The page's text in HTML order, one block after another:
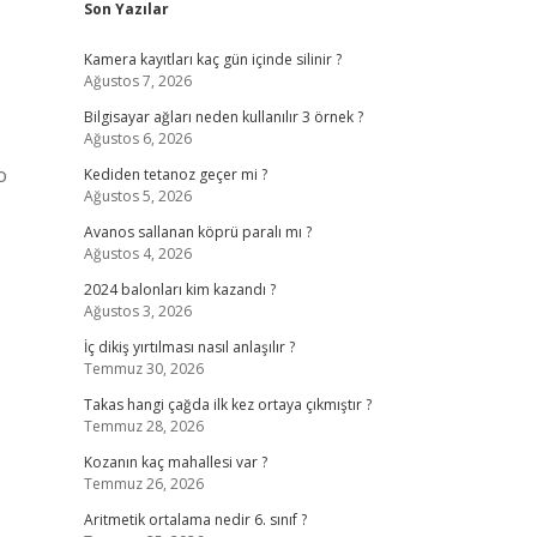
Son Yazılar
Kamera kayıtları kaç gün içinde silinir ?
Ağustos 7, 2026
Bilgisayar ağları neden kullanılır 3 örnek ?
Ağustos 6, 2026
Kediden tetanoz geçer mi ?
Ağustos 5, 2026
Avanos sallanan köprü paralı mı ?
Ağustos 4, 2026
2024 balonları kim kazandı ?
Ağustos 3, 2026
İç dikiş yırtılması nasıl anlaşılır ?
Temmuz 30, 2026
Takas hangi çağda ilk kez ortaya çıkmıştır ?
Temmuz 28, 2026
Kozanın kaç mahallesi var ?
Temmuz 26, 2026
Aritmetik ortalama nedir 6. sınıf ?